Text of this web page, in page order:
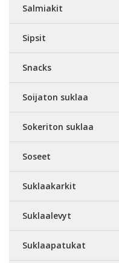
Salmiakit
Sipsit
Snacks
Soijaton suklaa
Sokeriton suklaa
Soseet
Suklaakarkit
Suklaalevyt
Suklaapatukat